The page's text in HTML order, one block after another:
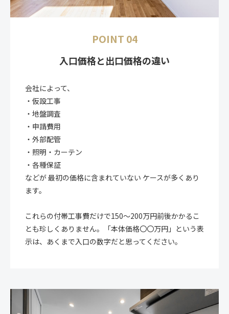
POINT 04
入口価格と出口価格の違い
会社によって、
・仮設工事
・地盤調査
・申請費用
・外部配管
・照明・カーテン
・各種保証
などが 最初の価格に含まれていない ケースが多くあり
ます。
これらの付帯工事費だけで150〜200万円前後かかるこ
とも珍しくありません。「本体価格〇〇万円」という表
示は、あくまで入口の数字だと思ってください。